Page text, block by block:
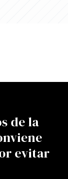
de la
evitar